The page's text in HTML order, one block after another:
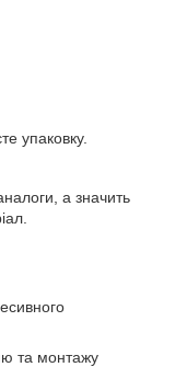
упаковку.
а значить
та монтажу